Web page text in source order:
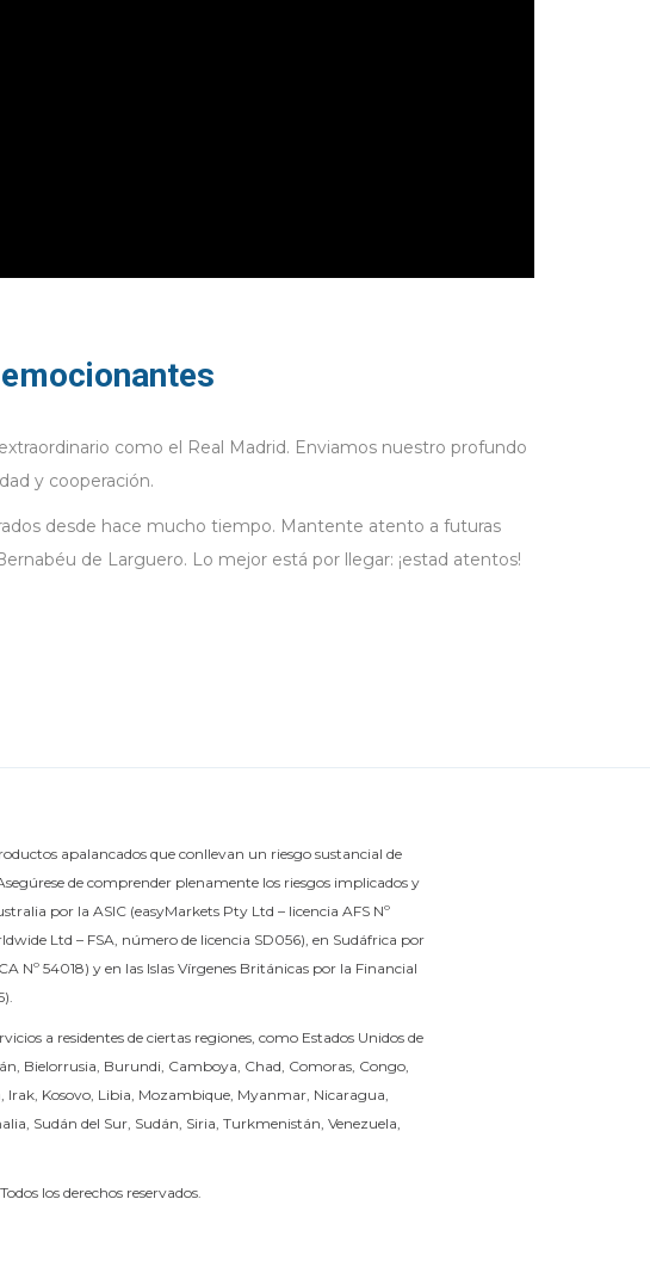
como el Real Madrid. Enviamos nuestro profundo
y cooperación.
desde hace mucho tiempo. Mantente atento a futuras
de Larguero. Lo mejor está por llegar: ¡estad atentos!
apalancados que conllevan un riesgo sustancial de
de comprender plenamente los riesgos implicados y
por la ASIC (easyMarkets Pty Ltd – licencia AFS Nº
Ltd – FSA, número de licencia SD056), en Sudáfrica por
Nº 54018) y en las Islas Vírgenes Británicas por la Financial
a residentes de ciertas regiones, como Estados Unidos de
Bielorrusia, Burundi, Camboya, Chad, Comoras, Congo,
Kosovo, Libia, Mozambique, Myanmar, Nicaragua,
Sudán del Sur, Sudán, Siria, Turkmenistán, Venezuela,
los derechos reservados.